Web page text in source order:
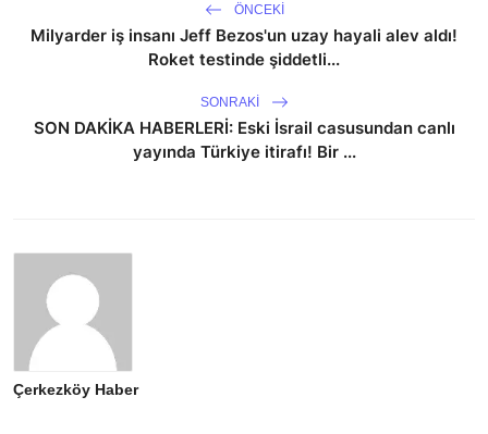
ÖNCEKI
Milyarder iş insanı Jeff Bezos'un uzay hayali alev aldı!
Roket testinde şiddetli...
SONRAKI
SON DAKİKA HABERLERİ: Eski İsrail casusundan canlı
yayında Türkiye itirafı! Bir ...
Çerkezköy Haber